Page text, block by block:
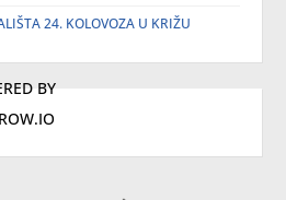
24. KOLOVOZA U KRIŽU